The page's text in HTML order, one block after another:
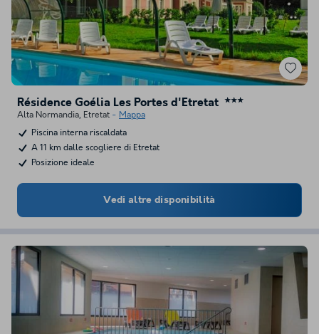
Résidence Goélia Les Portes d'Etretat ★★★
Alta Normandia, Etretat
Mappa
Piscina interna riscaldata
A 11 km dalle scogliere di Etretat
Posizione ideale
Vedi altre disponibilità